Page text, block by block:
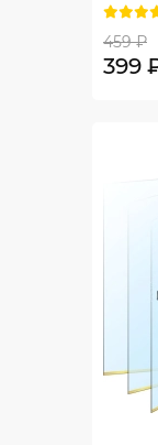
459 ₽
399